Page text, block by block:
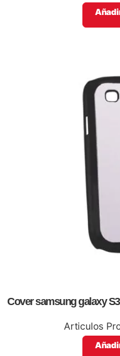
Cover samsung galaxy
Articulos